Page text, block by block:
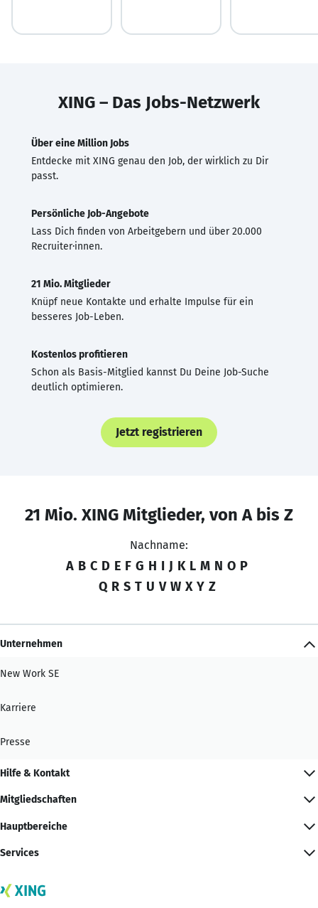
XING – Das Jobs-Netzwerk
Über eine Million Jobs
Entdecke mit XING genau den Job, der wirklich zu Dir
passt.
Persönliche Job-Angebote
Lass Dich finden von Arbeitgebern und über 20.000
Recruiter·innen.
21 Mio. Mitglieder
Knüpf neue Kontakte und erhalte Impulse für ein
besseres Job-Leben.
Kostenlos profitieren
Schon als Basis-Mitglied kannst Du Deine Job-Suche
deutlich optimieren.
Jetzt registrieren
21 Mio. XING Mitglieder, von A bis Z
Nachname:
A B C D E F G H I J K L M N O P
Q R S T U V W X Y Z
Unternehmen
New Work SE
Karriere
Presse
Hilfe & Kontakt
Mitgliedschaften
Hauptbereiche
Services